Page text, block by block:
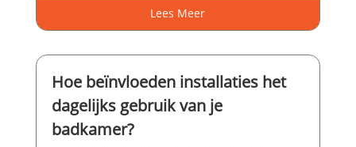
Lees Meer
Hoe beïnvloeden installaties het
dagelijks gebruik van je
badkamer?